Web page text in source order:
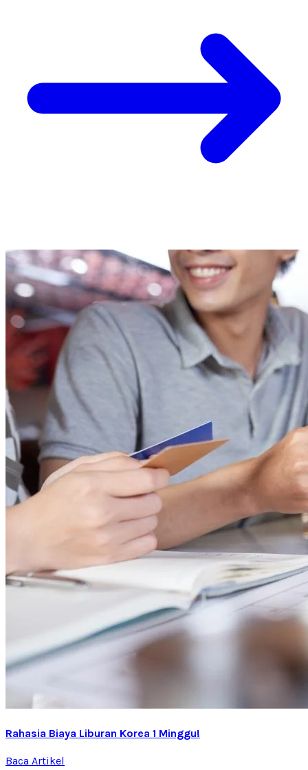
Rahasia Biaya Liburan Korea 1 Minggu!
Baca Artikel